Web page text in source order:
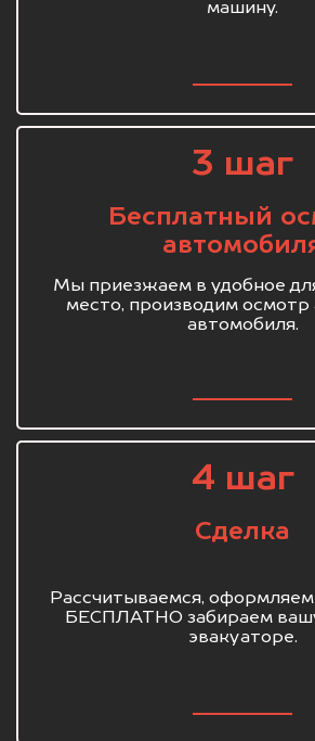
машину.
3 шаг
Бесплатный
Мы приезжаем в удобное
место, производим осмотр
автомобиля.
4 шаг
Сделка
Рассчитываемся,
БЕСПЛАТНО забираем
эвакуаторе.